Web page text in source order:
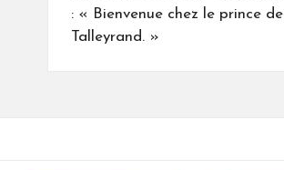
: « Bienvenue chez le prince de
Talleyrand. »